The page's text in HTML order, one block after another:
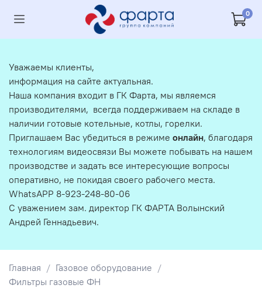
0
Главная
Газовое оборудование
Фильтры газовые ФН
Уважаемы клиенты,
информация на сайте актуальная.
Наша компания входит в ГК Фарта, мы являемся
производителями, всегда поддерживаем на складе в
наличии готовые котельные, котлы, горелки.
Приглашаем Вас убедиться в режиме онлайн, благодаря
технологиям видеосвязи Вы можете побывать на нашем
производстве и задать все интересующие вопросы
оперативно, не покидая своего рабочего места.
WhatsAPP 8-923-248-80-06
С уважением зам. директор ГК ФАРТА Волынский
Андрей Геннадьевич.